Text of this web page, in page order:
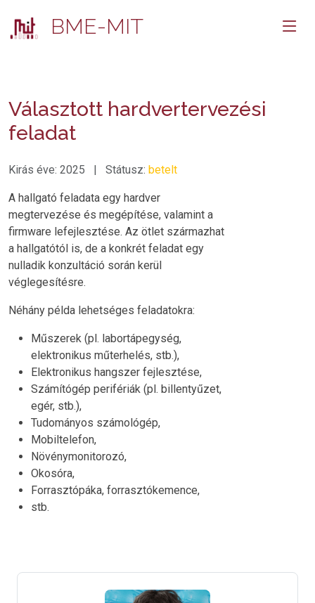
BME-MIT
Választott hardvertervezési
feladat
Kirás éve: 2025 | Státusz: betelt
A hallgató feladata egy hardver
megtervezése és megépítése, valamint a
firmware lefejlesztése. Az ötlet származhat
a hallgatótól is, de a konkrét feladat egy
nulladik konzultáció során kerül
véglegesítésre.
Néhány példa lehetséges feladatokra:
Műszerek (pl. labortápegység,
elektronikus műterhelés, stb.),
Elektronikus hangszer fejlesztése,
Számítógép perifériák (pl. billentyűzet,
egér, stb.),
Tudományos számológép,
Mobiltelefon,
Növénymonitorozó,
Okosóra,
Forrasztópáka, forrasztókemence,
stb.